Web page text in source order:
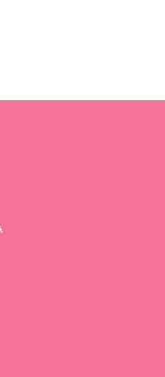
el carrito.